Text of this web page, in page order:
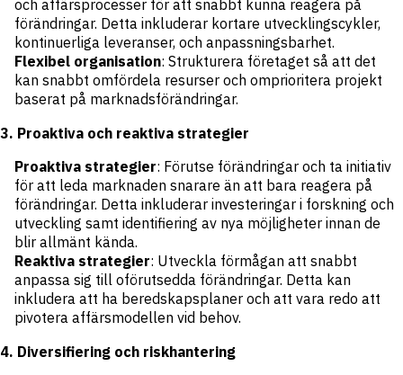
och affärsprocesser för att snabbt kunna reagera på
förändringar. Detta inkluderar kortare utvecklingscykler,
kontinuerliga leveranser, och anpassningsbarhet.
Flexibel organisation: Strukturera företaget så att det
kan snabbt omfördela resurser och omprioritera projekt
baserat på marknadsförändringar.
3. Proaktiva och reaktiva strategier
Proaktiva strategier: Förutse förändringar och ta initiativ
för att leda marknaden snarare än att bara reagera på
förändringar. Detta inkluderar investeringar i forskning och
utveckling samt identifiering av nya möjligheter innan de
blir allmänt kända.
Reaktiva strategier: Utveckla förmågan att snabbt
anpassa sig till oförutsedda förändringar. Detta kan
inkludera att ha beredskapsplaner och att vara redo att
pivotera affärsmodellen vid behov.
4. Diversifiering och riskhantering